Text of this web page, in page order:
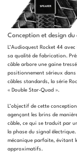
Conception et design du
L’Audioquest Rocket 44
sa qualité de fabrication.
câble arbore une gaine
positionnement sérieux
câbles standards, la série
« Double Star-Quad ».
L’objectif de cette
agençant les brins de
câble, ce qui se traduit par
la phase du signal
mécanique parfaite, évitant
approximatifs.